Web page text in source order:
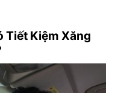
Tiết Kiệm Xăng